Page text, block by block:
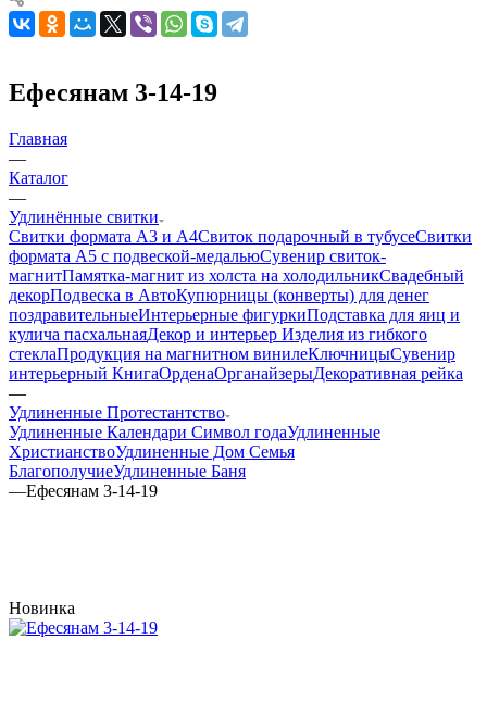
Ефесянам 3-14-19
Главная
—
Каталог
—
Удлинённые свитки
Свитки формата А3 и А4Свиток подарочный в тубусеСвитки
формата А5 с подвеской-медальюСувенир свиток-
магнитПамятка-магнит из холста на холодильникСвадебный
декорПодвеска в АвтоКупюрницы (конверты) для денег
поздравительныеИнтерьерные фигуркиПодставка для яиц и
кулича пасхальнаяДекор и интерьер Изделия из гибкого
стеклаПродукция на магнитном винилеКлючницыСувенир
интерьерный КнигаОрденаОрганайзерыДекоративная рейка
—
Удлиненные Протестантство
Удлиненные Календари Символ годаУдлиненные
ХристианствоУдлиненные Дом Семья
БлагополучиеУдлиненные Баня
—Ефесянам 3-14-19
Новинка